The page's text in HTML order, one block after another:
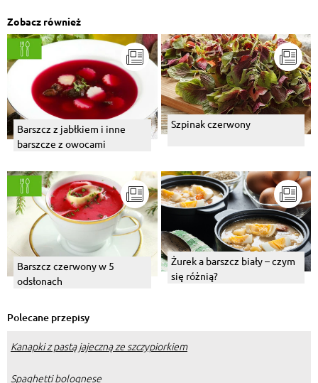
Zobacz również
Barszcz z jabłkiem i inne
barszcze z owocami
Szpinak czerwony
Barszcz czerwony w 5
odsłonach
Żurek a barszcz biały – czym
się różnią?
Polecane przepisy
Kanapki z pastą jajeczną ze szczypiorkiem
Spaghetti bolognese